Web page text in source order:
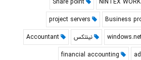
Business
project servers
نینتکس
Accountant
financial accounting